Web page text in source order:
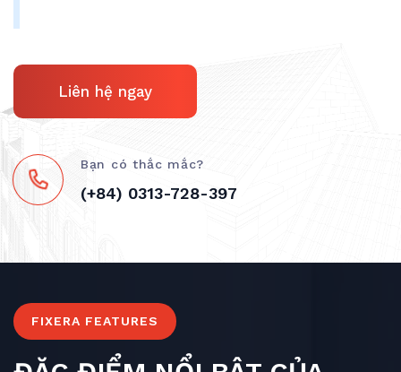
Liên hệ ngay
Bạn có thắc mắc?
(+84) 0313-728-397
FIXERA FEATURES